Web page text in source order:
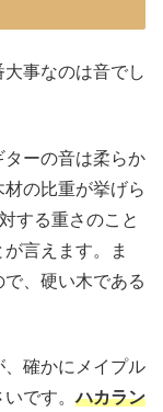
事なのは音でし
ターの音は柔らか
の比重が挙げら
する重さのこと
言えます。ま
、硬い木である
、確かにメイプル
いです。ハカラン